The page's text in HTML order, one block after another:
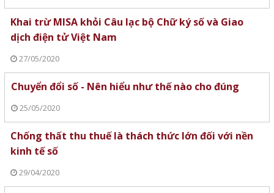
Khai trừ MISA khỏi Câu lạc bộ Chữ ký số và Giao
dịch điện tử Việt Nam
27/05/2020
Chuyển đổi số - Nên hiểu như thế nào cho đúng
25/05/2020
Chống thất thu thuế là thách thức lớn đối với nền
kinh tế số
29/04/2020